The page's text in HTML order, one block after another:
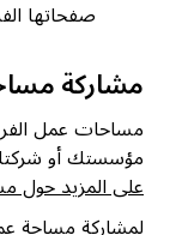
صفحاتها
مشاركة
مساحات عمل
مؤسستك أو
على المزيد حول
لمشاركة مساحة